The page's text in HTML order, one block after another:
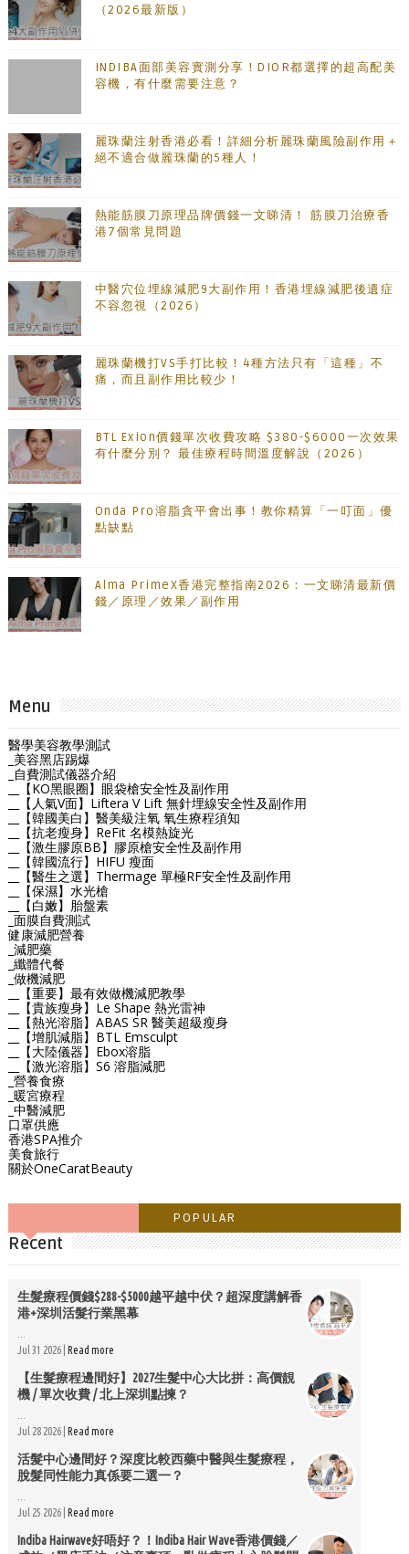
（2026最新版）
INDIBA面部美容實測分享！DIOR都選擇的超高配美
容機，有什麼需要注意？
麗珠蘭注射香港必看！詳細分析麗珠蘭風險副作用＋
絕不適合做麗珠蘭的5種人！
熱能筋膜刀原理品牌價錢一文睇清！ 筋膜刀治療香
港7個常見問題
中醫穴位埋線減肥9大副作用！香港埋線減肥後遺症
不容忽視（2026）
麗珠蘭機打VS手打比較！4種方法只有「這種」不
痛，而且副作用比較少！
BTL Exion價錢單次收費攻略 $380-$6000一次效果
有什麼分別？ 最佳療程時間溫度解說（2026）
Onda Pro溶脂貪平會出事！教你精算「一叮面」優
點缺點
Alma PrimeX香港完整指南2026：一文睇清最新價
錢／原理／效果／副作用
Menu
醫學美容教學測試
_美容黑店踢爆
_自費測試儀器介紹
__【KO黑眼圈】眼袋槍安全性及副作用
__【人氣V面】Liftera V Lift 無針埋線安全性及副作用
__【韓國美白】醫美級注氧 氧生療程須知
__【抗老瘦身】ReFit 名模熱旋光
__【激生膠原BB】膠原槍安全性及副作用
__【韓國流行】HIFU 瘦面
__【醫生之選】Thermage 單極RF安全性及副作用
__【保濕】水光槍
__【白嫩】胎盤素
_面膜自費測試
健康減肥營養
_減肥藥
_纖體代餐
_做機減肥
__【重要】最有效做機減肥教學
__【貴族瘦身】Le Shape 熱光雷神
__【熱光溶脂】ABAS SR 醫美超級瘦身
__【增肌減脂】BTL Emsculpt
__【大陸儀器】Ebox溶脂
__【激光溶脂】S6 溶脂減肥
_營養食療
_暖宮療程
_中醫減肥
口罩供應
香港SPA推介
美食旅行
關於OneCaratBeauty
POPULAR
Recent
生髮療程價錢$288-$5000越平越中伏？超深度講解香
港+深圳活髮行業黑幕
Jul 31 2026 | Read more
【生髮療程邊間好】2027生髮中心大比拼：高價靚
機 / 單次收費 / 北上深圳點揀？
Jul 28 2026 | Read more
活髮中心邊間好？深度比較西藥中醫與生髮療程，
脫髮同性能力真係要二選一？
Jul 25 2026 | Read more
Indiba Hairwave好唔好？！Indiba Hair Wave香港價錢／